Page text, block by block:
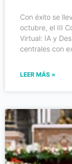
Con éxito se
octubre, el III
Virtual: IA y
centrales con
LEER MÁS »